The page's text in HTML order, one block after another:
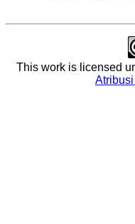
This work is licensed
Atribusi